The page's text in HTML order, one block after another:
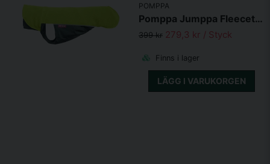
POMPPA
Pomppa Jumppa Fleecetäcke Forest
399 kr 279,3 kr / Styck
Finns i lager
LÄGG I VARUKORGEN